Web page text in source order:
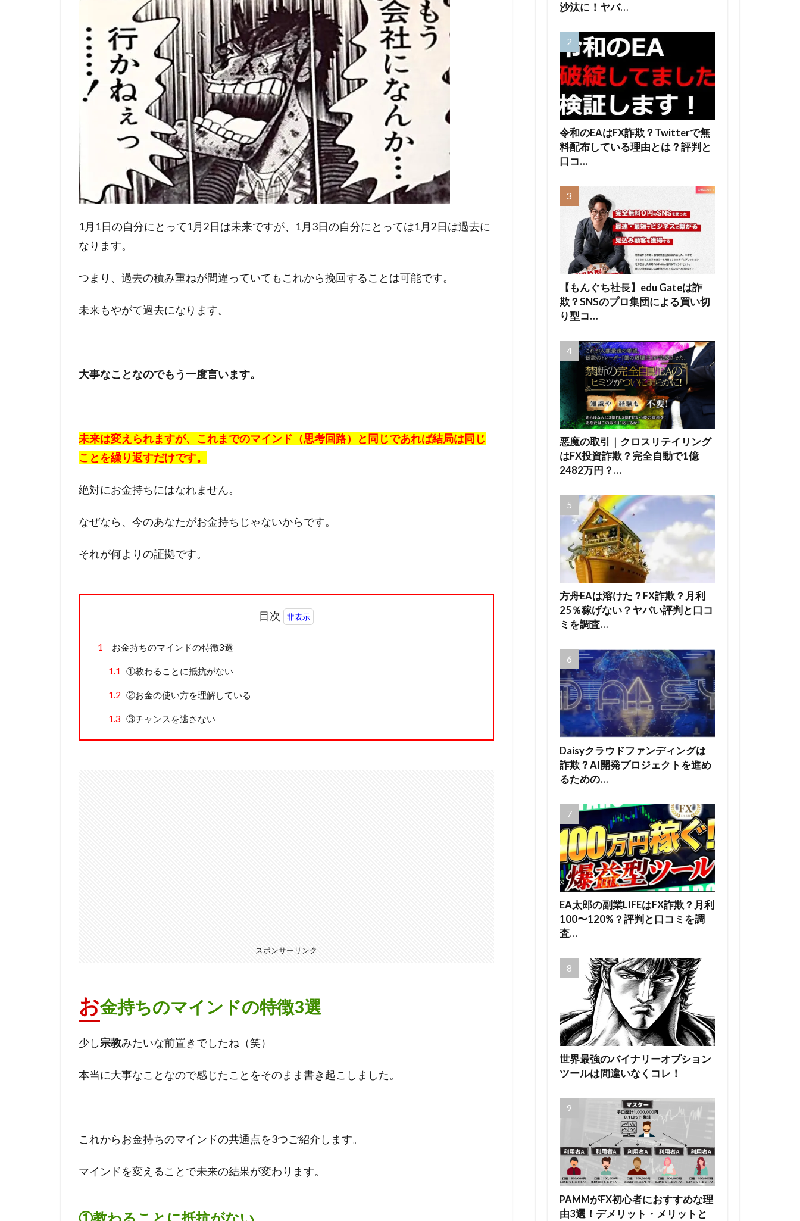
1月1日の自分にとって1月2日は未来ですが、1月3日の自分にとっては1月2日は過去に
なります。
つまり、過去の積み重ねが間違っていてもこれから挽回することは可能です。
未来もやがて過去になります。
大事なことなのでもう一度言います。
未来は変えられますが、これまでのマインド（思考回路）と同じであれば結局は同じ
ことを繰り返すだけです。
絶対にお金持ちにはなれません。
なぜなら、今のあなたがお金持ちじゃないからです。
それが何よりの証拠です。
目次
1 お金持ちのマインドの特徴3選
1.1 ①教わることに抵抗がない
1.2 ②お金の使い方を理解している
1.3 ③チャンスを逃さない
スポンサーリンク
お金持ちのマインドの特徴3選
少し宗教みたいな前置きでしたね（笑）
本当に大事なことなので感じたことをそのまま書き起こしました。
これからお金持ちのマインドの共通点を3つご紹介します。
マインドを変えることで未来の結果が変わります。
①教わることに抵抗がない
沙汰に！ヤバ…
令和のEAはFX詐欺？Twitterで無
料配布している理由とは？評判と
口コ…
【もんぐち社長】edu Gateは詐
欺？SNSのプロ集団による買い切
り型コ…
悪魔の取引｜クロスリテイリング
はFX投資詐欺？完全自動で1億
2482万円？…
方舟EAは溶けた？FX詐欺？月利
25％稼げない？ヤバい評判と口コ
ミを調査…
Daisyクラウドファンディングは
詐欺？AI開発プロジェクトを進め
るための…
EA太郎の副業LIFEはFX詐欺？月利
100〜120%？評判と口コミを調
査…
世界最強のバイナリーオプション
ツールは間違いなくコレ！
PAMMがFX初心者におすすめな理
由3選！デメリット・メリットと